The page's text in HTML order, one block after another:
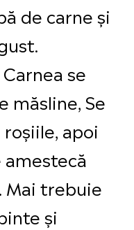
de carne și
se
măsline, Se
apoi
amestecă
Mai trebuie
și